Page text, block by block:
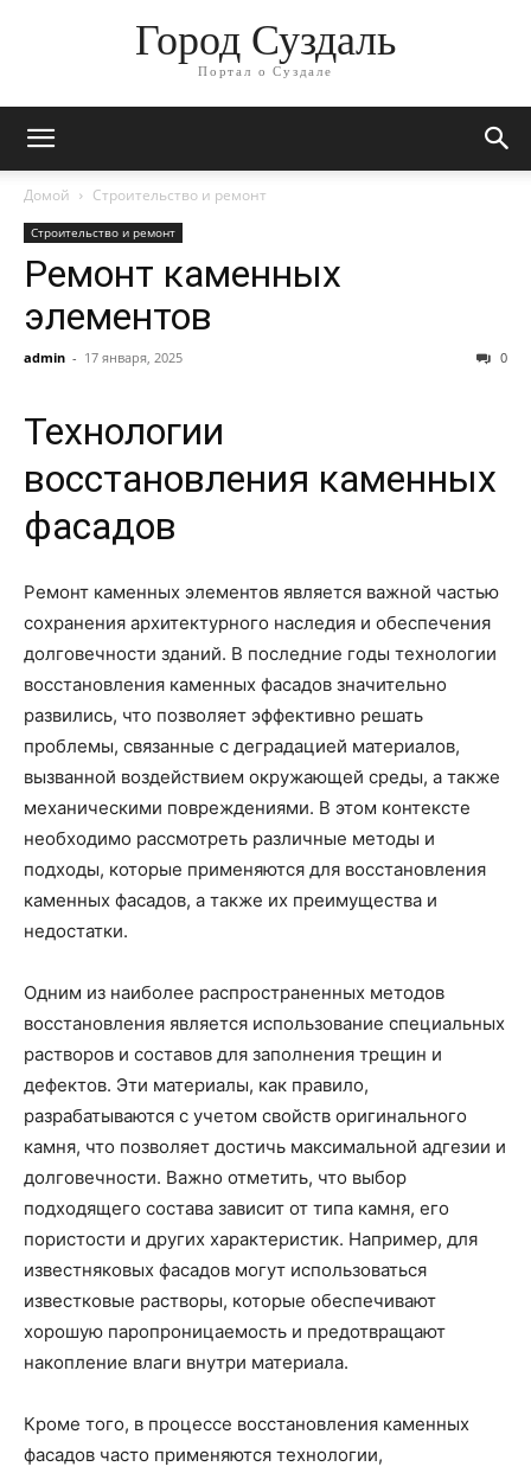
Город Суздаль
Портал о Суздале
Домой Строительство и ремонт
Строительство и ремонт
Ремонт каменных
элементов
admin - 17 января, 2025 0
Технологии
восстановления каменных
фасадов
Ремонт каменных элементов является важной частью
сохранения архитектурного наследия и обеспечения
долговечности зданий. В последние годы технологии
восстановления каменных фасадов значительно
развились, что позволяет эффективно решать
проблемы, связанные с деградацией материалов,
вызванной воздействием окружающей среды, а также
механическими повреждениями. В этом контексте
необходимо рассмотреть различные методы и
подходы, которые применяются для восстановления
каменных фасадов, а также их преимущества и
недостатки.
Одним из наиболее распространенных методов
восстановления является использование специальных
растворов и составов для заполнения трещин и
дефектов. Эти материалы, как правило,
разрабатываются с учетом свойств оригинального
камня, что позволяет достичь максимальной адгезии и
долговечности. Важно отметить, что выбор
подходящего состава зависит от типа камня, его
пористости и других характеристик. Например, для
известняковых фасадов могут использоваться
известковые растворы, которые обеспечивают
хорошую паропроницаемость и предотвращают
накопление влаги внутри материала.
Кроме того, в процессе восстановления каменных
фасадов часто применяются технологии,